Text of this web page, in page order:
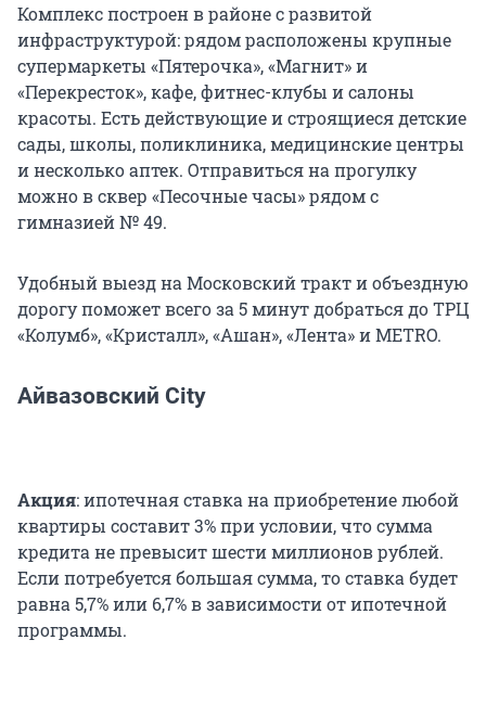
Комплекс построен в районе с развитой
инфраструктурой: рядом расположены крупные
супермаркеты «Пятерочка», «Магнит» и
«Перекресток», кафе, фитнес-клубы и салоны
красоты. Есть действующие и строящиеся детские
сады, школы, поликлиника, медицинские центры
и несколько аптек. Отправиться на прогулку
можно в сквер «Песочные часы» рядом с
гимназией № 49.
Удобный выезд на Московский тракт и объездную
дорогу поможет всего за 5 минут добраться до ТРЦ
«Колумб», «Кристалл», «Ашан», «Лента» и METRO.
Айвазовский City
Акция:ипотечная ставка на приобретение любой
квартиры составит 3% при условии, что сумма
кредита не превысит шести миллионов рублей.
Если потребуется большая сумма, то ставка будет
равна 5,7% или 6,7% в зависимости от ипотечной
программы.